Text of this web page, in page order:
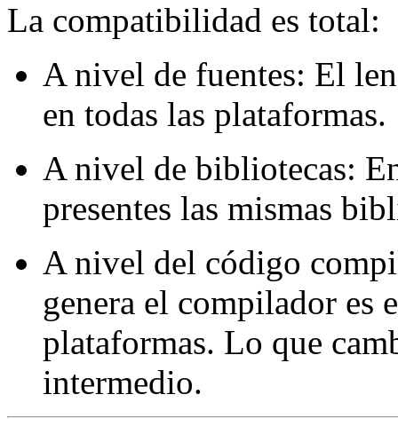
La compatibilidad es total:
A nivel de fuentes: El
en todas las plataformas.
A nivel de bibliotecas:
presentes las mismas
A nivel del código
genera el compilador es
plataformas. Lo que
intermedio.